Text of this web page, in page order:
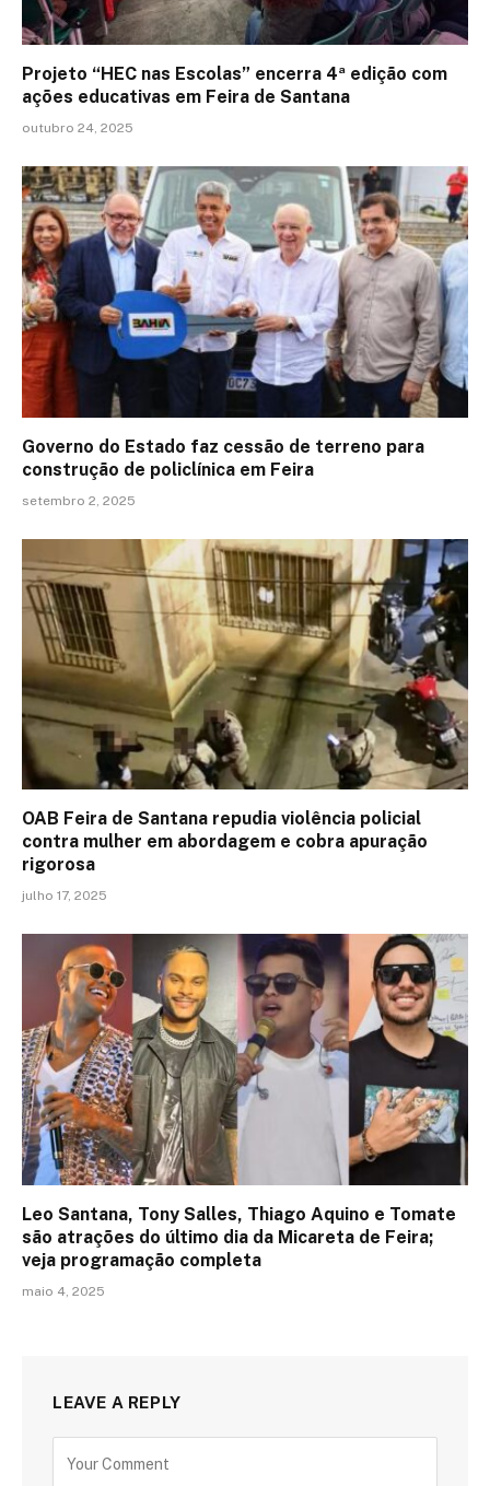
Projeto “HEC nas Escolas” encerra 4ª edição com
ações educativas em Feira de Santana
outubro 24, 2025
Governo do Estado faz cessão de terreno para
construção de policlínica em Feira
setembro 2, 2025
OAB Feira de Santana repudia violência policial
contra mulher em abordagem e cobra apuração
rigorosa
julho 17, 2025
Leo Santana, Tony Salles, Thiago Aquino e Tomate
são atrações do último dia da Micareta de Feira;
veja programação completa
maio 4, 2025
LEAVE A REPLY